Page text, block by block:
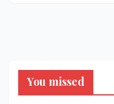
You missed